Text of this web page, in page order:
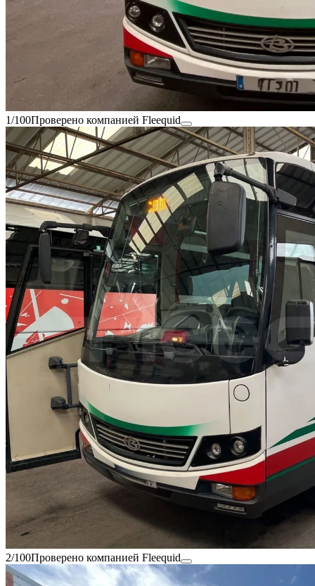
1/100Проверено компанией Fleequid
2/100Проверено компанией Fleequid